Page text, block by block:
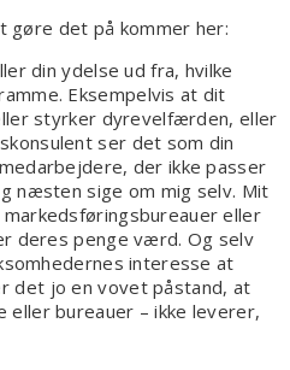
gøre det på kommer her:
din ydelse ud fra, hvilke
Eksempelvis at dit
styrker dyrevelfærden, eller
ser det som din
der ikke passer
næsten sige om mig selv. Mit
eller
deres penge værd. Og selv
interesse at
det jo en vovet påstand, at
eller bureauer – ikke leverer,